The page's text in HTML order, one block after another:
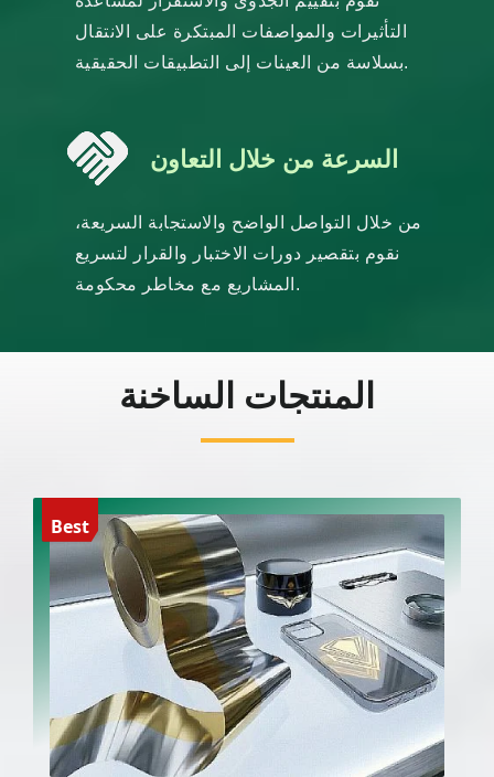
التأثيرات والمواصفات المبتكرة على الانتقال
بسلاسة من العينات إلى التطبيقات الحقيقية.
السرعة من خلال التعاون
من خلال التواصل الواضح والاستجابة السريعة،
نقوم بتقصير دورات الاختبار والقرار لتسريع
المشاريع مع مخاطر محكومة.
المنتجات الساخنة
Best